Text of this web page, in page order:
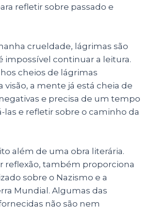
refletir sobre passado e
crueldade, lágrimas são
impossível continuar a leitura.
cheios de lágrimas
visão, a mente já está cheia de
e precisa de um tempo
las e refletir sobre o caminho da
além de uma obra literária.
reflexão, também proporciona
sobre o Nazismo e a
Mundial. Algumas das
não são nem